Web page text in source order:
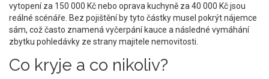
vytopení za 150 000 Kč nebo oprava kuchyně za 40 000 Kč jsou
reálné scénáře. Bez pojištění by tyto částky musel pokrýt nájemce
sám, což často znamená vyčerpání kauce a následné vymáhání
zbytku pohledávky ze strany majitele nemovitosti.
Co kryje a co nikoliv?